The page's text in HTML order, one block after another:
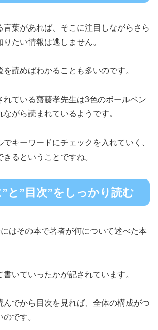
言葉があれば、そこに注目しながらさら
たい情報は逃しません。
読めばわかることも多いのです。
れている齋藤孝先生は3色のボールペン
がら読まれているようです。
でキーワードにチェックを入れていく、
るということですね。
と”目次”をしっかり読む
にはその本で著者が何について述べた本
いていったかが記されています。
んでから目次を見れば、全体の構成がつ
です。